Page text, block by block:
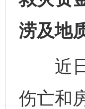
涝及地
近日
伤亡和